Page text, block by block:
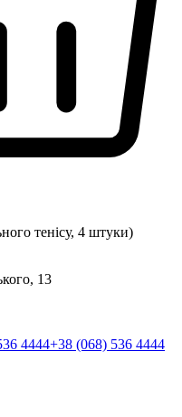
тенісу, 4 штуки)
13
4444+38 (068) 536 4444